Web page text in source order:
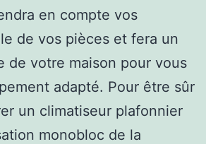
en compte vos
de vos pièces et fera un
de votre maison pour vous
adapté. Pour être sûr
un climatiseur plafonnier
monobloc de la